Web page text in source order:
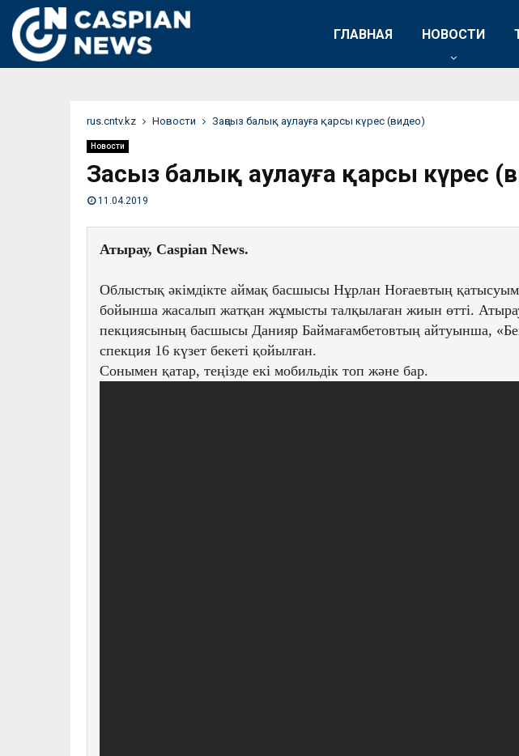
ГЛАВНАЯ НОВОСТИ
rus.cntv.kz Новости Заңсыз балық аулауға қарсы күрес (видео)
Новости
Заңсыз балық аулауға қарсы күрес
11.04.2019
Атырау, Caspian News.
Облыстық әкімдікте аймақ басшысы Нұрлан Ноғаевтың
бойынша жасалып жатқан жұмысты талқылаған жиын өтті.
пекциясының басшысы Данияр Баймағамбетовтың айтуынша,
спекция 16 күзет бекеті қойылған.